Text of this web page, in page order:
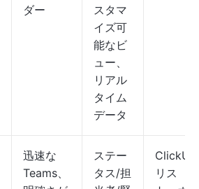
ダー
スタマ
イズ可
能なビ
ュー、
リアル
タイム
データ
迅速な
Teams、
ステー
タス/担
ClickUp
リス